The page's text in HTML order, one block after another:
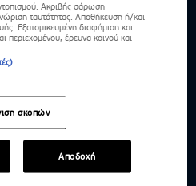
Ακριβής σάρωση
ταυτότητας. Αποθήκευση ή/και
Εξατομικευμένη διαφήμιση και
περιεχομένου, έρευνα κοινού και
σκοπών
Αποδοχή